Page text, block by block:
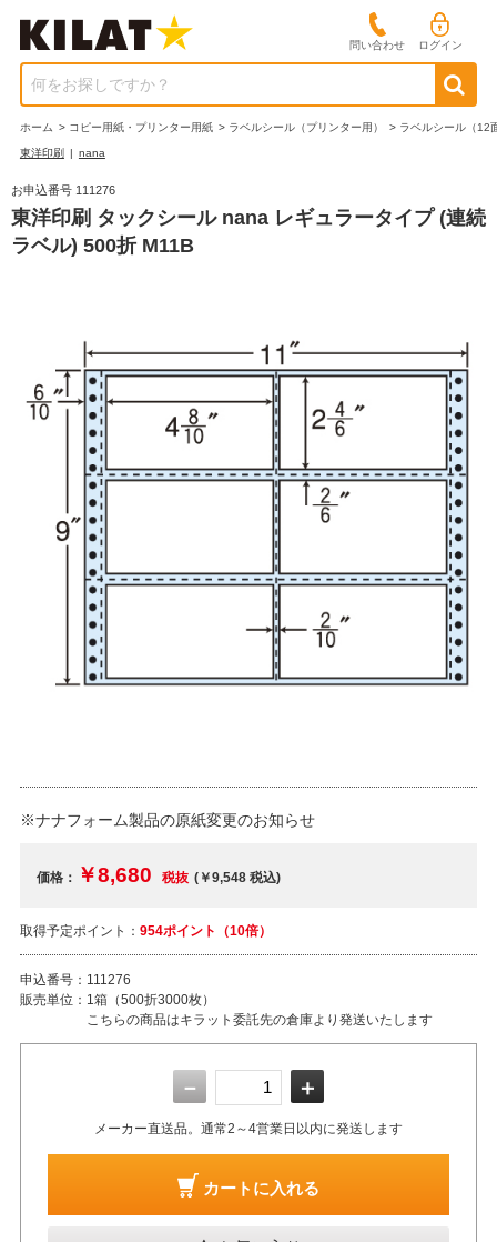
問い合わせ ログイン
何をお探しですか？
ホーム > コピー用紙・プリンター用紙 > ラベルシール（プリンター用） > ラベルシール（12
東洋印刷 | nana
お申込番号 111276
東洋印刷 タックシール nana レギュラータイプ (連続
ラベル) 500折 M11B
※ナナフォーム製品の原紙変更のお知らせ
価格： ￥8,680 税抜 (￥9,548税込)
取得予定ポイント： 954ポイント（10倍）
申込番号： 111276
販売単位： 1箱（500折3000枚）
こちらの商品はキラット委託先の倉庫より発送いたします
－ ＋
メーカー直送品。通常2～4営業日以内に発送します
カートに入れる